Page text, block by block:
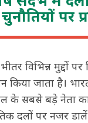
पर
विभिन्न मुद्दों
किया जाता है।
सबसे बड़े नेता का
दलों पर नजर